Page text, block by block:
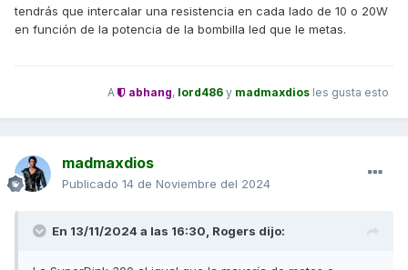
tendrás que intercalar una resistencia en cada lado de 10 o 20W
en función de la potencia de la bombilla led que le metas.
A abhang, lord486 y madmaxdios les gusta esto
madmaxdios
Publicado 14 de Noviembre del 2024
En 13/11/2024 a las 16:30, Rogers dijo: